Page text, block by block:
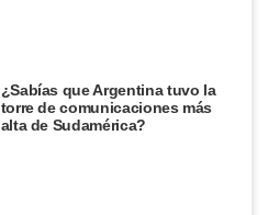
¿Sabías que Argentina tuvo la
torre de comunicaciones más
alta de Sudamérica?